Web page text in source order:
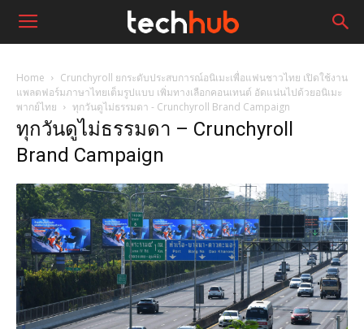
Home
Crunchyroll ยกระดับประสบการณ์อนิเมะเพื่อแฟนชาวไทย เปิดใช้งาน
แพลตฟอร์มภาษาไทยเต็มรูปแบบ เพิ่มทางเลือกคอนเทนต์ อัดแน่นไปด้วยอนิเมะ
พากย์ไทย
ทุกวันดูไม่ธรรมดา - Crunchyroll Brand Campaign
ทุกวันดูไม่ธรรมดา – Crunchyroll
Brand Campaign